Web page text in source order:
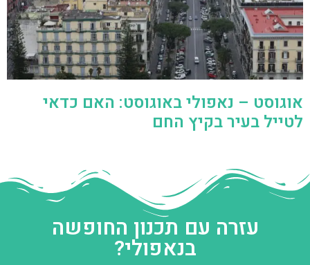
אוגוסט – נאפולי באוגוסט: האם כדאי
לטייל בעיר בקיץ החם
עזרה עם תכנון החופשה
בנאפולי?